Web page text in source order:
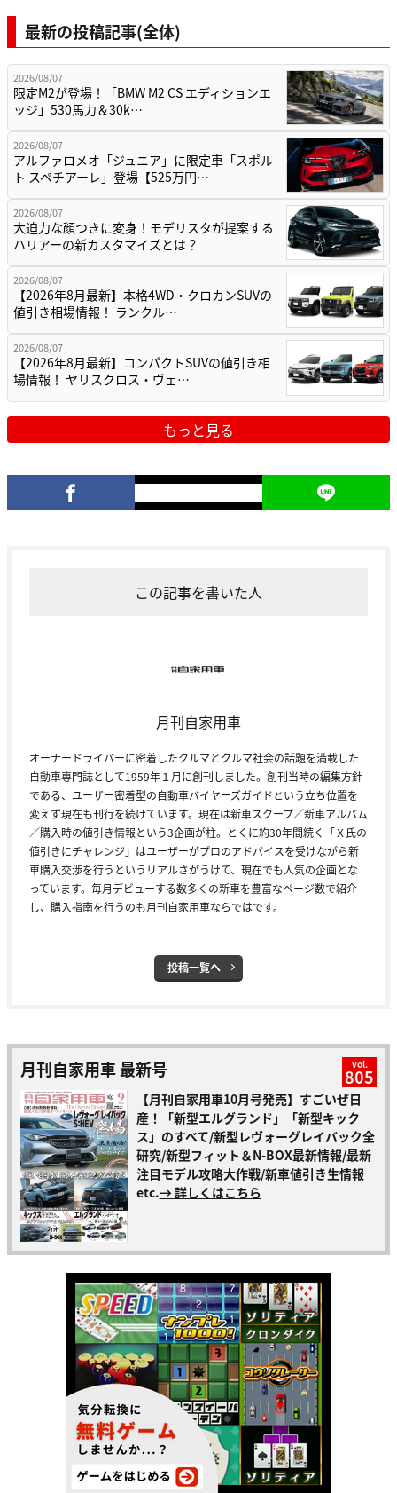
最新の投稿記事(全体)
2026/08/07
限定M2が登場！「BMW M2 CS エディションエ
ッジ」530馬力＆30k…
2026/08/07
アルファロメオ「ジュニア」に限定車「スポル
ト スペチアーレ」登場【525万円…
2026/08/07
大迫力な顔つきに変身！モデリスタが提案する
ハリアーの新カスタマイズとは？
2026/08/07
【2026年8月最新】本格4WD・クロカンSUVの
値引き相場情報！ ランクル…
2026/08/07
【2026年8月最新】コンパクトSUVの値引き相
場情報！ ヤリスクロス・ヴェ…
もっと見る
この記事を書いた人
月刊自家用車
オーナードライバーに密着したクルマとクルマ社会の話題を満載した
自動車専門誌として1959年１月に創刊しました。創刊当時の編集方針
である、ユーザー密着型の自動車バイヤーズガイドという立ち位置を
変えず現在も刊行を続けています。現在は新車スクープ／新車アルバム
／購入時の値引き情報という3企画が柱。とくに約30年間続く「Ｘ氏の
値引きにチャレンジ」はユーザーがプロのアドバイスを受けながら新
車購入交渉を行うというリアルさがうけて、現在でも人気の企画とな
っています。毎月デビューする数多くの新車を豊富なページ数で紹介
し、購入指南を行うのも月刊自家用車ならではです。
投稿一覧へ
月刊自家用車 最新号 vol.
805
【月刊自家用車10月号発売】すごいぜ日
産！「新型エルグランド」「新型キック
ス」のすべて/新型レヴォーグレイバック全
研究/新型フィット＆N-BOX最新情報/最新
注目モデル攻略大作戦/新車値引き生情報
etc.→ 詳しくはこちら